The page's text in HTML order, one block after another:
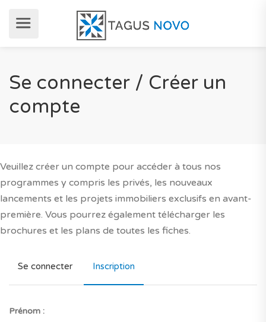
Se connecter / Créer un
compte
Veuillez créer un compte pour accéder à tous nos
programmes y compris les privés, les nouveaux
lancements et les projets immobiliers exclusifs en avant-
première. Vous pourrez également télécharger les
brochures et les plans de toutes les fiches.
Se connecter Inscription
Prénom :